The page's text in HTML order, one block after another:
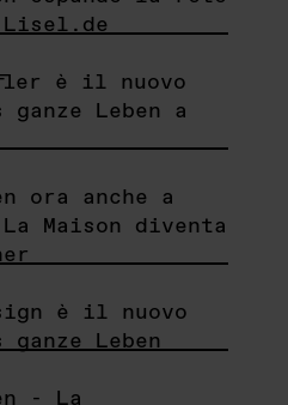
è il nuovo
Leben a
ora anche a
Maison diventa
è il nuovo
Leben
- La